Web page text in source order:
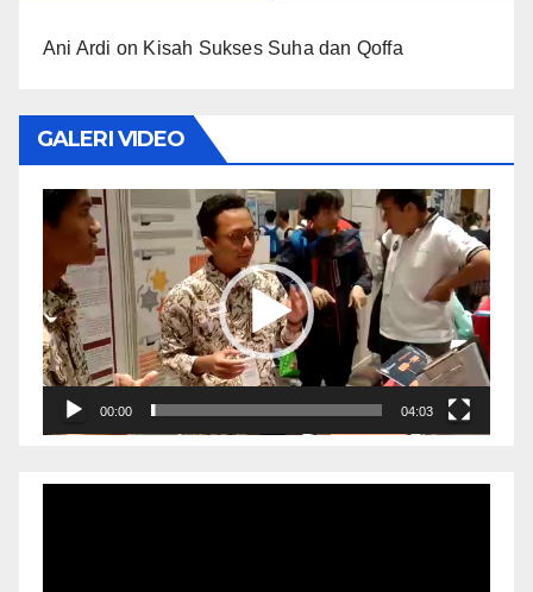
Ani Ardi on Kisah Sukses Suha dan Qoffa
GALERI VIDEO
Video
Player
00:00 04:03